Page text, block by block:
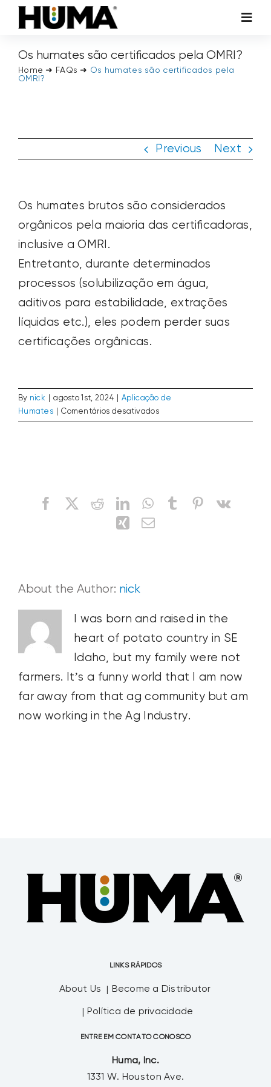
Skip
contentAGRICULTURA
SOBRE NÓS
ENTRE EM CONTATO CONOSCO
SEARCH
FOR:
Os humates são certificados pela OMRI?
Home ➜ FAQs ➜ Os humates são certificados pela
OMRI?
Previous Next
Os humates brutos são considerados
orgânicos pela maioria das certificadoras,
inclusive a OMRI.
Entretanto, durante determinados
processos (solubilização em água,
aditivos para estabilidade, extrações
líquidas etc.), eles podem perder suas
certificações orgânicas.
By nick agosto 1st, 2024
Aplicação de
Humates
Comentários desativadosem
Os
FacebookRedditLinkedInWhatsApp
TumblrPinterest
XingEmail
About the Author: nick
I was born and raised in the
heart of potato country in SE
Idaho, but my family were not
farmers. It’s a funny world that I am now
far away from that ag community but am
now working in the Ag Industry.
LINKS RÁPIDOS
About Us Become a Distributor
Política de privacidade
ENTRE EM CONTATO CONOSCO
Huma, Inc.
1331 W. Houston Ave.